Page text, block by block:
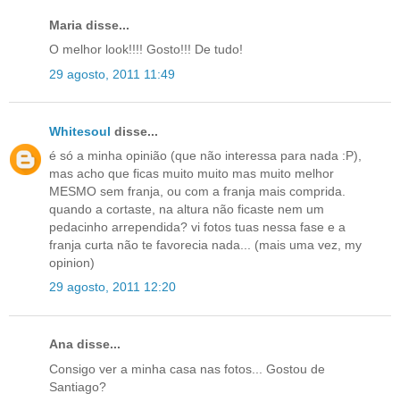
Maria disse...
O melhor look!!!! Gosto!!! De tudo!
29 agosto, 2011 11:49
Whitesoul disse...
é só a minha opinião (que não interessa para nada :P),
mas acho que ficas muito muito mas muito melhor
MESMO sem franja, ou com a franja mais comprida.
quando a cortaste, na altura não ficaste nem um
pedacinho arrependida? vi fotos tuas nessa fase e a
franja curta não te favorecia nada... (mais uma vez, my
opinion)
29 agosto, 2011 12:20
Ana disse...
Consigo ver a minha casa nas fotos... Gostou de
Santiago?